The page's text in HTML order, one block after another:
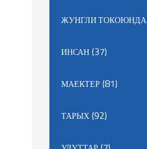
ЖУНГЛИ ТОКОЮНДА
ИНСАН(37)
МАЕКТЕР(81)
ТАРЫХ(92)